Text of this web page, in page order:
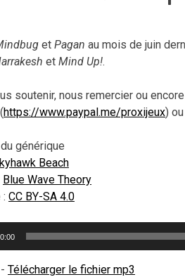
et Pagan au mois de juin
et Mind Up!.
soutenir, nous remercier ou
(https://www.paypal.me/proxijeux)
générique
Beach
Blue Wave Theory
CC BY-SA 4.0
- Télécharger le fichier mp3